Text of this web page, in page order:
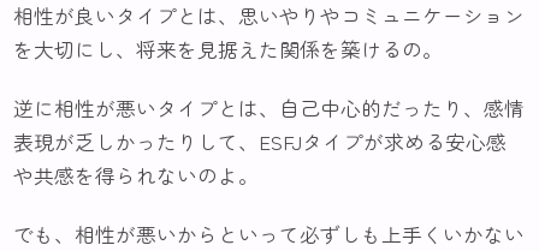
相性が良いタイプとは、思いやりやコミュニケーション
を大切にし、将来を見据えた関係を築けるの。
逆に相性が悪いタイプとは、自己中心的だったり、感情
表現が乏しかったりして、ESFJタイプが求める安心感
や共感を得られないのよ。
でも、相性が悪いからといって必ずしも上手くいかない